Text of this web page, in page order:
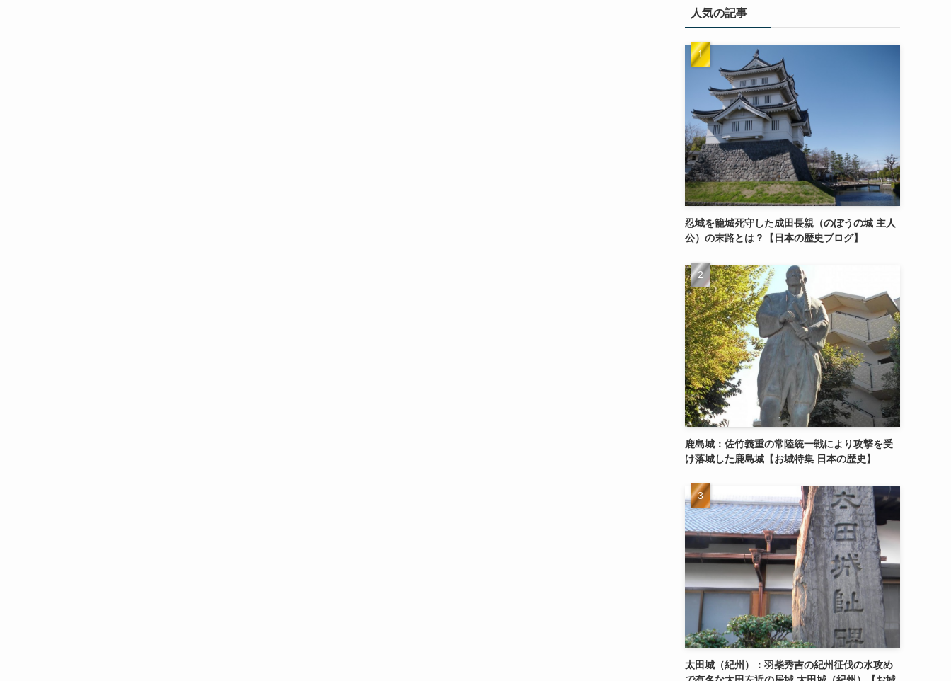
人気の記事
忍城を籠城死守した成田長親（のぼうの城 主人
公）の末路とは？【日本の歴史ブログ】
鹿島城：佐竹義重の常陸統一戦により攻撃を受
け落城した鹿島城【お城特集 日本の歴史】
太田城（紀州）：羽柴秀吉の紀州征伐の水攻め